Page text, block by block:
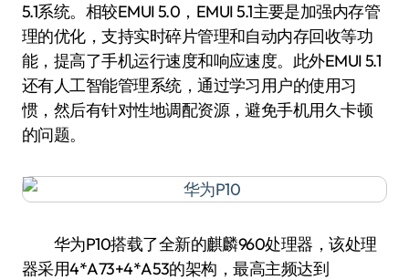
5.1系统。相较EMUI 5.0，EMUI 5.1主要是加强内存管
理的优化，支持实时碎片管理和自动内存回收等功
能，提高了手机运行速度和响应速度。此外EMUI 5.1
还有人工智能管理系统，通过学习用户的使用习
惯，然后有针对性地调配资源，避免手机用久卡顿
的问题。
华为P10搭载了全新的麒麟960处理器，该处理
器采用4*A73+4*A53的架构，最高主频达到